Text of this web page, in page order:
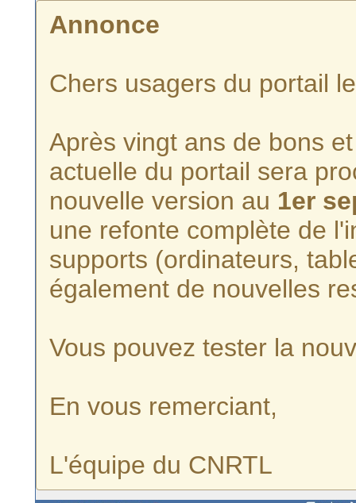
Annonce
Chers usagers du portail
Après vingt ans de bons
actuelle du portail sera
nouvelle version au 1er
une refonte complète de
supports (ordinateurs,
également de nouvelles
Vous pouvez tester la
En vous remerciant,
L'équipe du CNRTL